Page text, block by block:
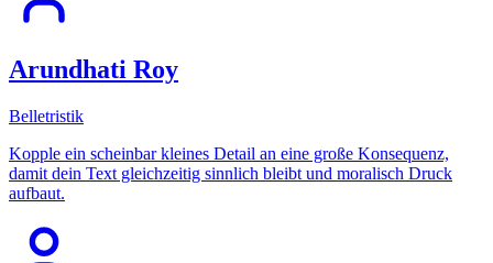
Arundhati Roy
Belletristik
Kopple ein scheinbar kleines Detail an eine große Konsequenz,
damit dein Text gleichzeitig sinnlich bleibt und moralisch Druck
aufbaut.